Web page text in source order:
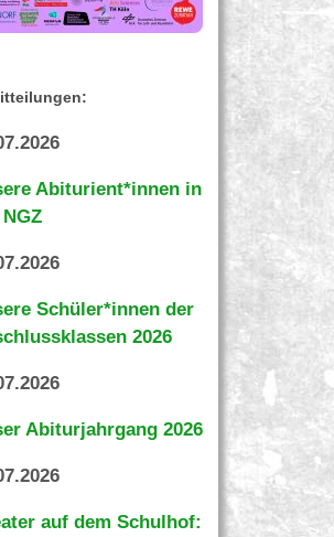
Abiturient*innen in
Schüler*innen der
2026
Abiturjahrgang 2026
auf dem Schulhof: